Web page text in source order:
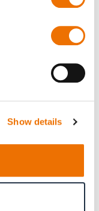
Show details